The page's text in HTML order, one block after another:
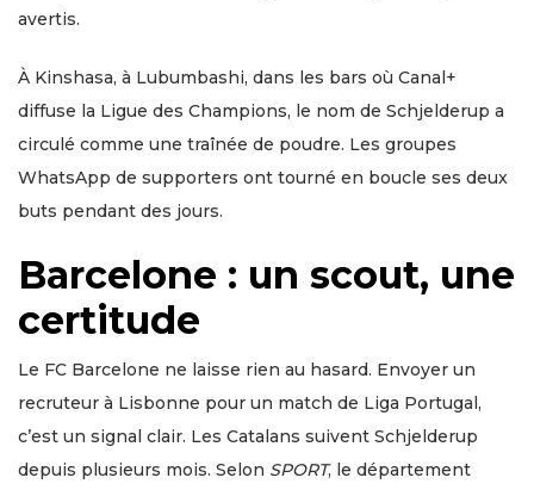
avertis.
À Kinshasa, à Lubumbashi, dans les bars où Canal+
diffuse la Ligue des Champions, le nom de Schjelderup a
circulé comme une traînée de poudre. Les groupes
WhatsApp de supporters ont tourné en boucle ses deux
buts pendant des jours.
Barcelone : un scout, une
certitude
Le FC Barcelone ne laisse rien au hasard. Envoyer un
recruteur à Lisbonne pour un match de Liga Portugal,
c’est un signal clair. Les Catalans suivent Schjelderup
depuis plusieurs mois. Selon SPORT, le département